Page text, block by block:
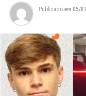
Publicado em 05/